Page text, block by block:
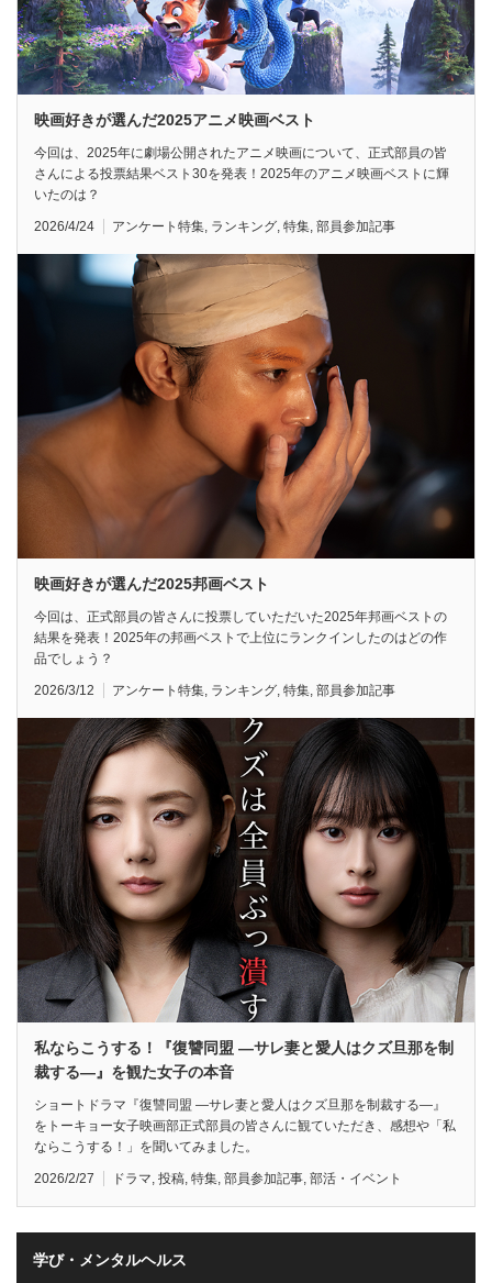
映画好きが選んだ2025アニメ映画ベスト
今回は、2025年に劇場公開されたアニメ映画について、正式部員の皆
さんによる投票結果ベスト30を発表！2025年のアニメ映画ベストに輝
いたのは？
2026/4/24 アンケート特集 ランキング 特集 部員参加記事
映画好きが選んだ2025邦画ベスト
今回は、正式部員の皆さんに投票していただいた2025年邦画ベストの
結果を発表！2025年の邦画ベストで上位にランクインしたのはどの作
品でしょう？
2026/3/12 アンケート特集, ランキング, 特集, 部員参加記事
私ならこうする！『復讐同盟 —サレ妻と愛人はクズ旦那を制
裁する—』を観た女子の本音
ショートドラマ『復讐同盟 —サレ妻と愛人はクズ旦那を制裁する—』
をトーキョー女子映画部正式部員の皆さんに観ていただき、感想や「私
ならこうする！」を聞いてみました。
2026/2/27 ドラマ, 投稿, 特集, 部員参加記事, 部活・イベント
学び・メンタルヘルス